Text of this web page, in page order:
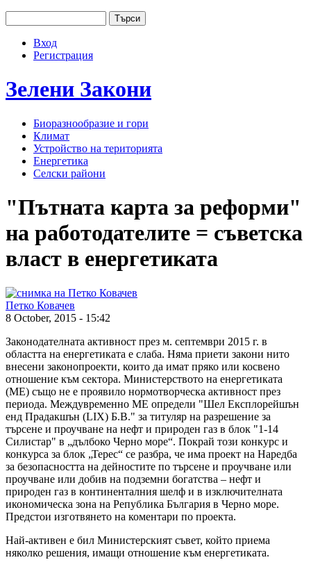
User menu
Вход
Регистрация
Зелени Закони
Биоразнообразие и гори
Климат
Устройство на територията
Енергетика
Селски райони
"Пътната карта за реформи"
на работодателите = съветска
власт в енергетиката
Петко Ковачев
8 October, 2015 - 15:42
Законодателната активност през м. септември 2015 г. в
областта на енергетиката е слаба. Няма приети закони нито
внесени законопроекти, които да имат пряко или косвено
отношение към сектора. Министерството на енергетиката
(МЕ) също не е проявило нормотворческа активност през
периода. Междувременно МЕ определи "Шел Експлорейшън
енд Прадакшън (LIX) Б.В." за титуляр на разрешение за
търсене и проучване на нефт и природен газ в блок "1-14
Силистар" в „дълбоко Черно море“. Покрай този конкурс и
конкурса за блок „Терес“ се разбра, че има проект на Наредба
за безопасността на дейностите по търсене и проучване или
проучване или добив на подземни богатства – нефт и
природен газ в континенталния шелф и в изключителната
икономическа зона на Република България в Черно море.
Предстои изготвянето на коментари по проекта.
Най-активен е бил Министерският съвет, който приема
няколко решения, имащи отношение към енергетиката.